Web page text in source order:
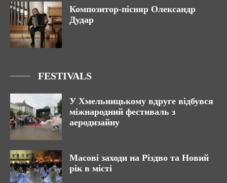
Композитор-пісняр Олександр
Дудар
FESTIVALS
У Хмельницькому вдруге відбувся
міжнародний фестиваль з
аеродизайну
Масові заходи на Різдво та Новий
рік в місті